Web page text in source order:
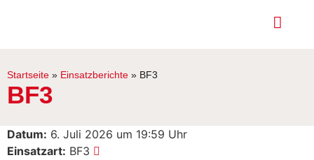
Startseite » Einsatzberichte » BF3
BF3
Datum: 6. Juli 2026 um 19:59 Uhr
Einsatzart: BF3